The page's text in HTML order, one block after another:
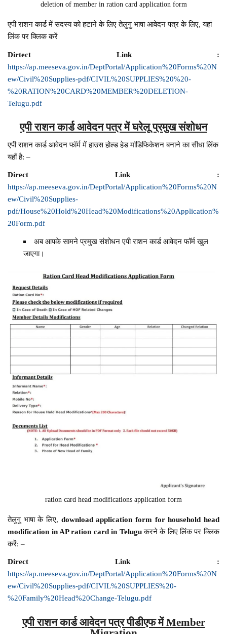
deletion of member in ration card application form
एपी राशन कार्ड में सदस्य को हटाने के लिए तेलुगु भाषा आवेदन पत्र के लिए, यहां
लिंक पर क्लिक करें
Dirtect Link :
https://ap.meeseva.gov.in/DeptPortal/Application%20Forms%20N
ew/Civil%20Supplies-pdf/CIVIL%20SUPPLIES%20%20-
%20RATION%20CARD%20MEMBER%20DELETION-
Telugu.pdf
एपी राशन कार्ड आवेदन पत्र में घरेलू प्रमुख संशोधन
एपी राशन कार्ड आवेदन फॉर्म में हाउस होल्ड हेड मॉडिफिकेशन बनाने का सीधा लिंक
यहाँ है: –
Direct Link :
https://ap.meeseva.gov.in/DeptPortal/Application%20Forms%20N
ew/Civil%20Supplies-
pdf/House%20Hold%20Head%20Modifications%20Application%
20Form.pdf
अब आपके सामने प्रमुख संशोधन एपी राशन कार्ड आवेदन फॉर्म खुल
जाएगा।
ration card head modifications application form
तेलुगु भाषा के लिए, download application form for household head
modification in AP ration card in Teluguकरने के लिए लिंक पर क्लिक
करें: –
Direct Link :
https://ap.meeseva.gov.in/DeptPortal/Application%20Forms%20N
ew/Civil%20Supplies-pdf/CIVIL%20SUPPLIES%20-
%20Family%20Head%20Change-Telugu.pdf
एपी राशन कार्ड आवेदन पत्र पीडीएफ में Member